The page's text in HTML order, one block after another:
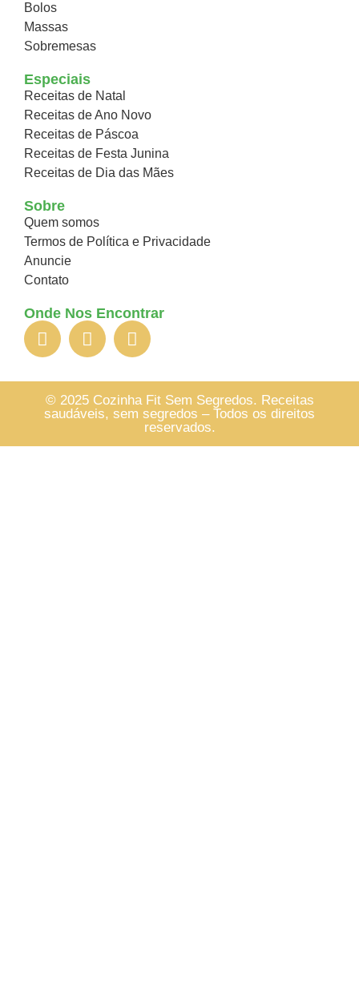
Bolos
Massas
Sobremesas
Especiais
Receitas de Natal
Receitas de Ano Novo
Receitas de Páscoa
Receitas de Festa Junina
Receitas de Dia das Mães
Sobre
Quem somos
Termos de Política e Privacidade
Anuncie
Contato
Onde Nos Encontrar
© 2025 Cozinha Fit Sem Segredos. Receitas
saudáveis, sem segredos – Todos os direitos
reservados.